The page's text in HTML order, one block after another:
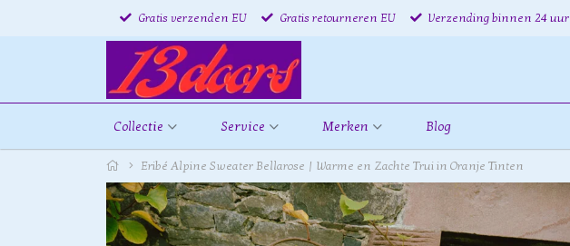
Gratis verzenden EU Gratis retourneren EU Verzending binnen 24 uur
Collectie Service Merken Blog
Eribé Alpine Sweater Bellarose | Warme en Zachte Trui in Oranje Tinten